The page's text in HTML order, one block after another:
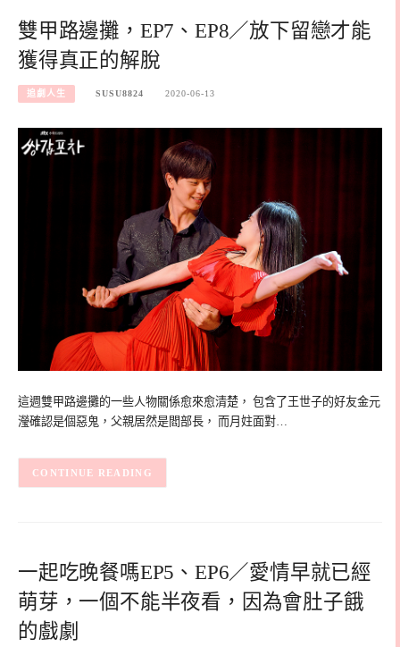
雙甲路邊攤，EP7、EP8／放下留戀才能
獲得真正的解脫
追劇人生 SUSU8824 2020-06-13
這週雙甲路邊攤的一些人物關係愈來愈清楚， 包含了王世子的好友金元
瀅確認是個惡鬼，父親居然是閻部長， 而月妵面對…
CONTINUE READING
一起吃晚餐嗎EP5、EP6／愛情早就已經
萌芽，一個不能半夜看，因為會肚子餓
的戲劇